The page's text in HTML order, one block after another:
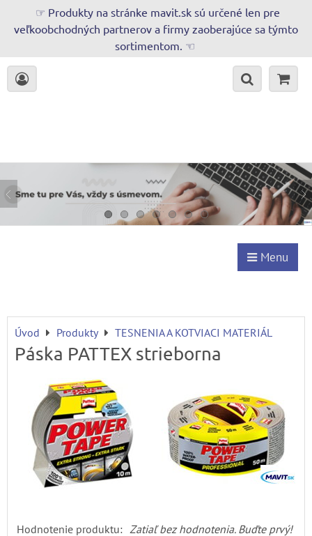
☞ Produkty na stránke mavit.sk sú určené len pre
veľkoobchodných partnerov a firmy zaoberajúce sa týmto
sortimentom. ☜
Menu
Úvod Produkty TESNENIA A KOTVIACI MATERIÁL
Páska PATTEX strieborna
Hodnotenie produktu: Zatiaľ bez hodnotenia. Buďte prvý!